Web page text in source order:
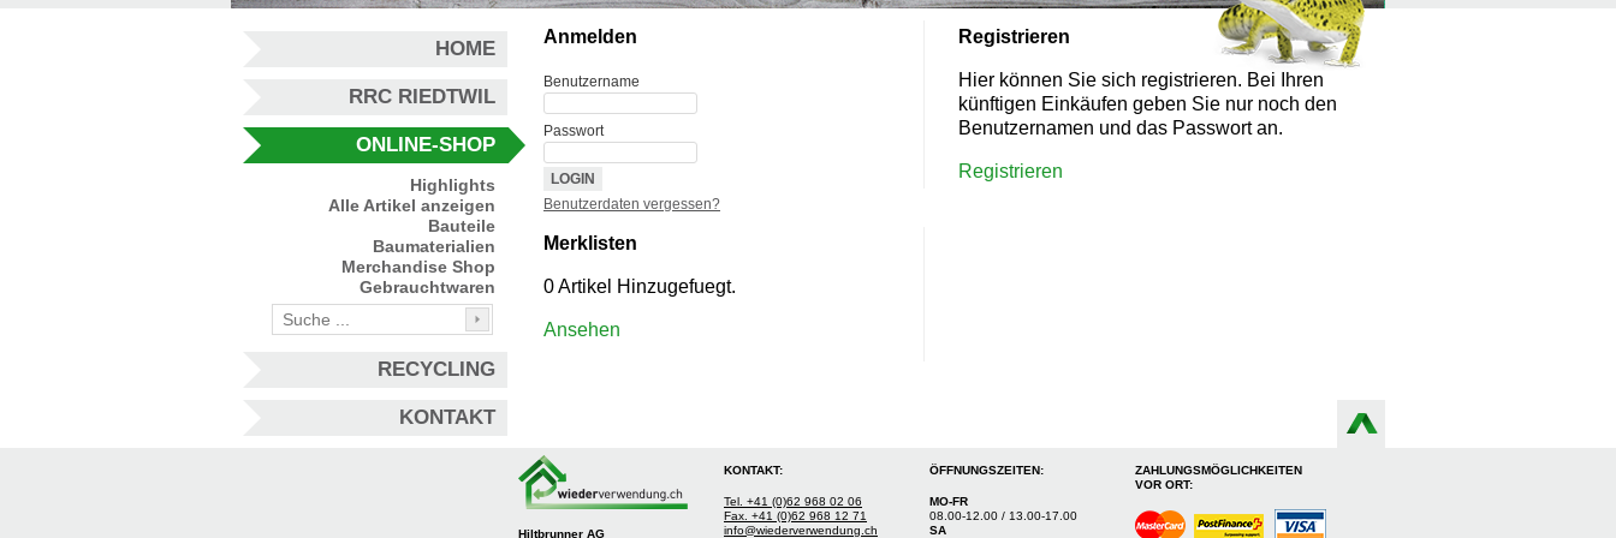
HOME
RRC RIEDTWIL
ONLINE-SHOP
Highlights
Alle Artikel anzeigen
Bauteile
Baumaterialien
Merchandise Shop
Gebrauchtwaren
RECYCLING
KONTAKT
Anmelden
Benutzername
Passwort
Benutzerdaten vergessen?
Registrieren
Hier können Sie sich registrieren. Bei Ihren
künftigen Einkäufen geben Sie nur noch den
Benutzernamen und das Passwort an.
Registrieren
Merklisten
0 Artikel Hinzugefuegt.
Ansehen
Hiltbrunner AG
KONTAKT:
Tel. +41 (0)62 968 02 06
Fax. +41 (0)62 968 12 71
info@wiederverwendung.ch
ÖFFNUNGSZEITEN:
MO-FR
08.00-12.00 / 13.00-17.00
SA
ZAHLUNGSMÖGLICHKEITEN
VOR ORT: